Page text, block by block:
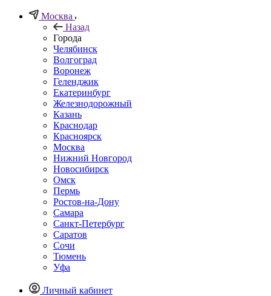
Москва
Назад
Города
Челябинск
Волгоград
Воронеж
Геленджик
Екатеринбург
Железнодорожный
Казань
Краснодар
Красноярск
Москва
Нижний Новгород
Новосибирск
Омск
Пермь
Ростов-на-Дону
Самара
Санкт-Петербург
Саратов
Сочи
Тюмень
Уфа
Личный кабинет